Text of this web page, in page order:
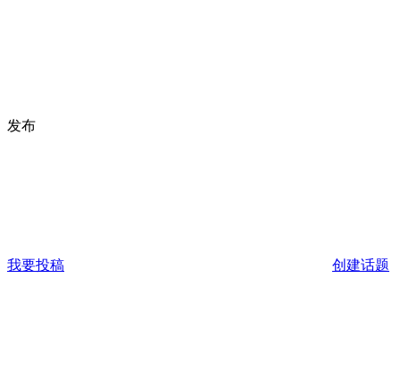
发布
我要投稿 创建话题